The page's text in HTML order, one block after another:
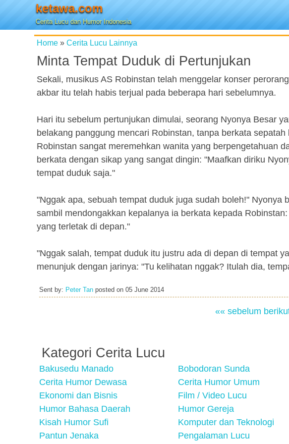
ketawa.com
Cerita Lucu dan Humor Indonesia
Home » Cerita Lucu Lainnya
Minta Tempat Duduk di Pertunjukan
Sekali, musikus AS Robinstan telah menggelar konser
akbar itu telah habis terjual pada beberapa hari sebelumnya.
Hari itu sebelum pertunjukan dimulai, seorang Nyonya Besar
belakang panggung mencari Robinstan, tanpa berkata
Robinstan sangat meremehkan wanita yang berpengetahuan
berkata dengan sikap yang sangat dingin: "Maafkan diriku
tempat duduk saja."
"Nggak apa, sebuah tempat duduk juga sudah boleh!" Nyonya
sambil mendongakkan kepalanya ia berkata kepada
yang terletak di depan."
"Nggak salah, tempat duduk itu justru ada di depan di tempat
menunjuk dengan jarinya: "Tu kelihatan nggak? Itulah dia,
Sent by: Peter Tan posted on 05 June 2014
«« sebelum
Kategori Cerita Lucu
Bakusedu Manado Bobodoran Sunda
Cerita Humor Dewasa
Cerita Humor Umum
Ekonomi dan Bisnis
Film / Video Lucu
Humor Bahasa Daerah
Humor Gereja
Kisah Humor Sufi
Komputer dan Teknologi
Pantun Jenaka
Pengalaman Lucu